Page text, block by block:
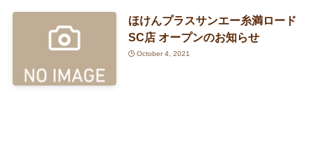
ほけんプラスサンエー糸満ロード
SC店 オープンのお知らせ
October 4, 2021